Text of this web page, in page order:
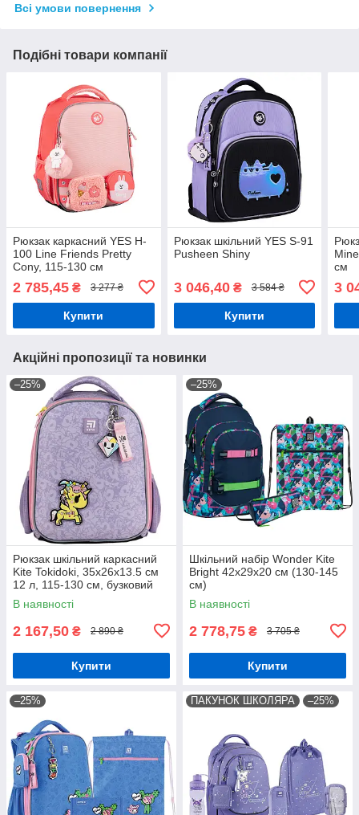
Всі умови повернення
Подібні товари компанії
Рюкзак каркасний YES H-
100 Line Friends Pretty
Cony, 115-130 см
2 785,45 ₴ 3 277 ₴
Купити
Рюкзак шкільний YES S-91
Pusheen Shiny
3 046,40₴ 3 584 ₴
Купити
см
3
Акційні пропозиції та новинки
–25%
Рюкзак шкільний каркасний
Kite Tokidoki, 35x26x13.5 см
12 л, 115-130 см, бузковий
(TK24-555S)
В наявності
2 167,50 ₴ 2 890 ₴
Купити
–25%
Шкільний набір Wonder Kite
Bright 42х29х20 см (130-145
см)
В наявності
2 778,75 ₴ 3 705 ₴
Купити
–25% ПАКУНОК ШКОЛЯРА –25%